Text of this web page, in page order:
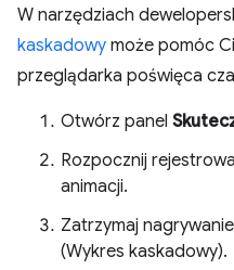
W narzędziach
kaskadowy może pomóc
przeglądarka poświęca
Otwórz panel
Rozpocznij
animacji.
Zatrzymaj
(Wykres kaskadowy).